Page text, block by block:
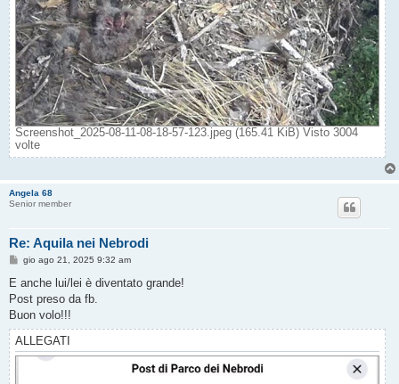
Screenshot_2025-08-11-08-18-57-123.jpeg (165.41 KiB) Visto 3004
volte
Angela 68
Senior member
Re: Aquila nei Nebrodi
M
s
a
g
i
o
gio ago 21, 2025 9:32 am
E anche lui/lei è diventato grande!
Post preso da fb.
Buon volo!!!
ALLEGATI